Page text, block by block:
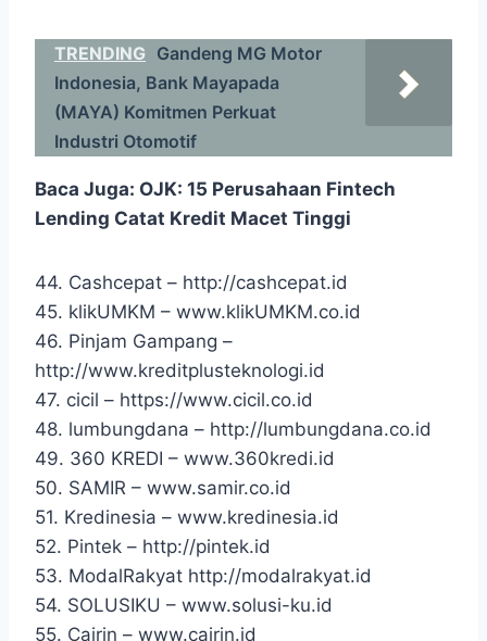
TRENDING Gandeng MG Motor
Indonesia, Bank Mayapada
(MAYA) Komitmen Perkuat
Industri Otomotif
Baca Juga: OJK: 15 Perusahaan Fintech
Lending Catat Kredit Macet Tinggi
44. Cashcepat – http://cashcepat.id
45. klikUMKM – www.klikUMKM.co.id
46. Pinjam Gampang –
http://www.kreditplusteknologi.id
47. cicil – https://www.cicil.co.id
48. lumbungdana – http://lumbungdana.co.id
49. 360 KREDI – www.360kredi.id
50. SAMIR – www.samir.co.id
51. Kredinesia – www.kredinesia.id
52. Pintek – http://pintek.id
53. ModalRakyat http://modalrakyat.id
54. SOLUSIKU – www.solusi-ku.id
55. Cairin – www.cairin.id